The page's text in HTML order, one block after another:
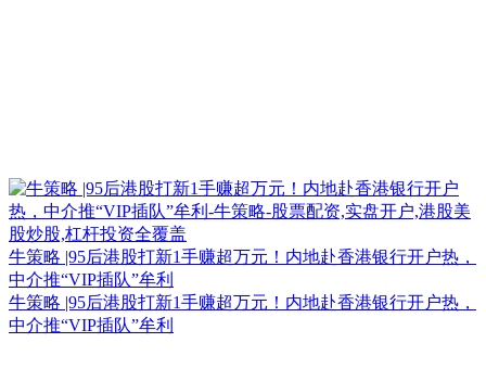
牛策略 |95后港股打新1手赚超万元！内地赴香港银行开户热，
中介推“VIP插队”牟利
牛策略 |95后港股打新1手赚超万元！内地赴香港银行开户热，
中介推“VIP插队”牟利